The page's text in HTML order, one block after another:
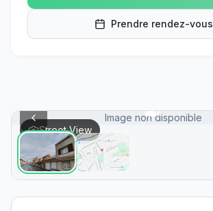
Prendre rendez-vous
Image non disponible
Street View